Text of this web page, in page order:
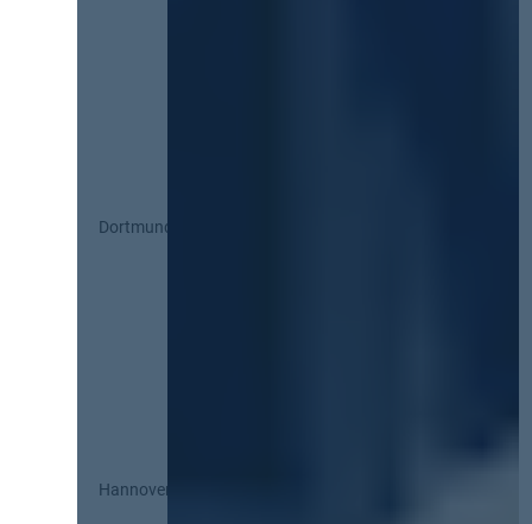
Dortmund
Hannover